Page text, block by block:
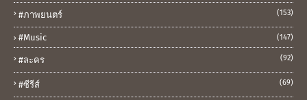
#ภาพยนตร์ (153)
#music (147)
#ละคร (92)
#ซีรีส์ (69)